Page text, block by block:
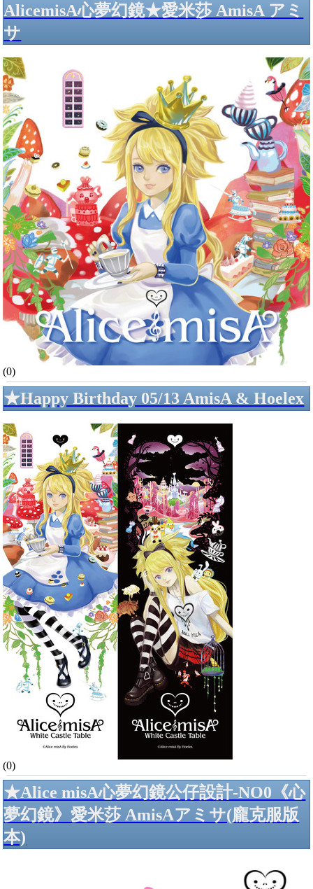
AlicemisA心夢幻鏡★愛米莎 AmisA アミ
サ
(0)
★Happy Birthday 05/13 AmisA & Hoelex
(0)
★Alice misA心夢幻鏡公仔設計-NO0《心
夢幻鏡》愛米莎 AmisAアミサ(龐克服版
本)